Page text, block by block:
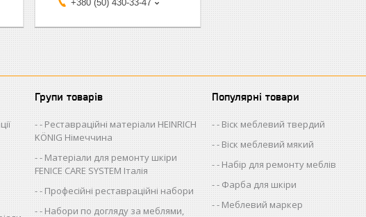
+380 (50) 430-33-47
Групи товарів
- Реставраційні матеріали HEINRICH
KÖNIG Німеччина
- Матеріали для ремонту шкіри
FENICE CARE SYSTEM Італія
- Професійні реставраційні набори
- Набори по догляду за меблями,
Популярні товари
- Віск меблевий твердий
- Віск меблевий мякий
- Набір для ремонту меблів
- Фарба для шкіри
- Меблевий маркер